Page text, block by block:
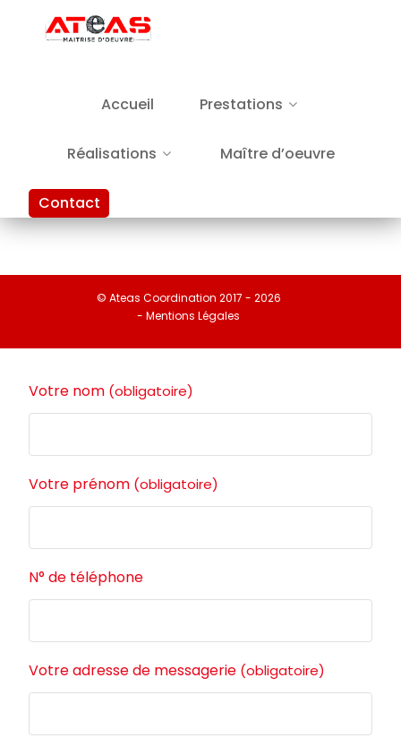
Accueil Prestations
Réalisations Maître d’oeuvre
Contact
© Ateas Coordination 2017 - 2026
- Mentions Légales
Votre nom (obligatoire)
Votre prénom (obligatoire)
N° de téléphone
Votre adresse de messagerie (obligatoire)